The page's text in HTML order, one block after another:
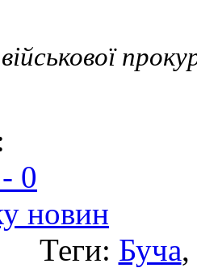
0
новин
Теги: Буча,